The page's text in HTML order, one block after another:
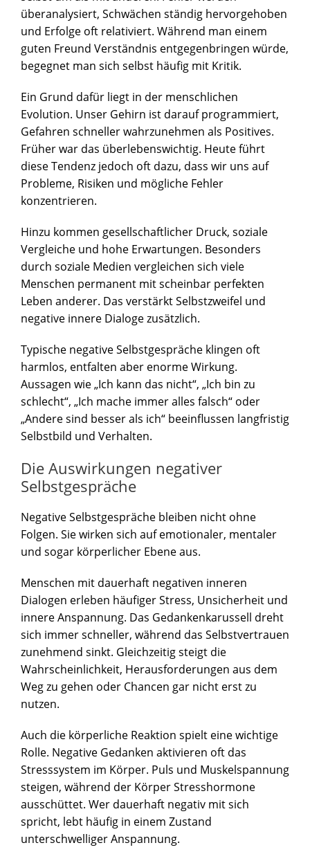
überanalysiert, Schwächen ständig hervorgehoben
und Erfolge oft relativiert. Während man einem
guten Freund Verständnis entgegenbringen würde,
begegnet man sich selbst häufig mit Kritik.
Ein Grund dafür liegt in der menschlichen
Evolution. Unser Gehirn ist darauf programmiert,
Gefahren schneller wahrzunehmen als Positives.
Früher war das überlebenswichtig. Heute führt
diese Tendenz jedoch oft dazu, dass wir uns auf
Probleme, Risiken und mögliche Fehler
konzentrieren.
Hinzu kommen gesellschaftlicher Druck, soziale
Vergleiche und hohe Erwartungen. Besonders
durch soziale Medien vergleichen sich viele
Menschen permanent mit scheinbar perfekten
Leben anderer. Das verstärkt Selbstzweifel und
negative innere Dialoge zusätzlich.
Typische negative Selbstgespräche klingen oft
harmlos, entfalten aber enorme Wirkung.
Aussagen wie „Ich kann das nicht“, „Ich bin zu
schlecht“, „Ich mache immer alles falsch“ oder
„Andere sind besser als ich“ beeinflussen langfristig
Selbstbild und Verhalten.
Die Auswirkungen negativer
Selbstgespräche
Negative Selbstgespräche bleiben nicht ohne
Folgen. Sie wirken sich auf emotionaler, mentaler
und sogar körperlicher Ebene aus.
Menschen mit dauerhaft negativen inneren
Dialogen erleben häufiger Stress, Unsicherheit und
innere Anspannung. Das Gedankenkarussell dreht
sich immer schneller, während das Selbstvertrauen
zunehmend sinkt. Gleichzeitig steigt die
Wahrscheinlichkeit, Herausforderungen aus dem
Weg zu gehen oder Chancen gar nicht erst zu
nutzen.
Auch die körperliche Reaktion spielt eine wichtige
Rolle. Negative Gedanken aktivieren oft das
Stresssystem im Körper. Puls und Muskelspannung
steigen, während der Körper Stresshormone
ausschüttet. Wer dauerhaft negativ mit sich
spricht, lebt häufig in einem Zustand
unterschwelliger Anspannung.